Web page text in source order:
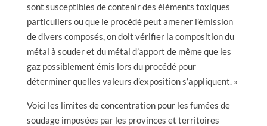
sont susceptibles de contenir des éléments toxiques
particuliers ou que le procédé peut amener l’émission
de divers composés, on doit vérifier la composition du
métal à souder et du métal d’apport de même que les
gaz possiblement émis lors du procédé pour
déterminer quelles valeurs d’exposition s’appliquent. »
Voici les limites de concentration pour les fumées de
soudage imposées par les provinces et territoires